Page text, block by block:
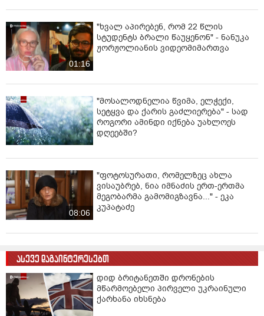
01:16
"ხვალ აპირებენ, რომ 22 წლის
სტუდენტს ბრალი წაუყენონ" - ნანუკა
ჟორჟოლიანის ვიდეომიმართვა
"მოსალოდნელია წვიმა, ელჭექი,
სეტყვა და ქარის გაძლიერება" - სად
როგორი ამინდი იქნება უახლოეს
დღეებში?
08:06
"ფოტოსურათი, რომელზეც ახლა
ვისაუბრებ, ნია იმნაძის ერთ-ერთმა
მეგობარმა გამომიგზავნა..." - ეკა
კუპატაძე
ასევე დაგაინტერესებთ
დიდ ბრიტანეთში დრონების
მწარმოებელი პირველი უკრაინული
ქარხანა იხსნება